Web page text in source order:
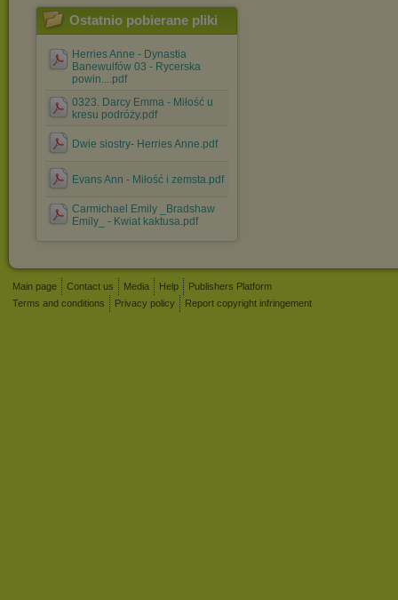
Ostatnio pobierane pliki
Herries Anne - Dynastia
Banewulfów 03 - Rycerska
powin....pdf
0323. Darcy Emma - Miłość u
kresu podróży.pdf
Dwie siostry- Herries Anne.pdf
Evans Ann - Miłość i zemsta.pdf
Carmichael Emily _Bradshaw
Emily_ - Kwiat kaktusa.pdf
Main page Contact us Media Help
Publishers Platform
Terms and conditions
Privacy policy Report copyright infringement